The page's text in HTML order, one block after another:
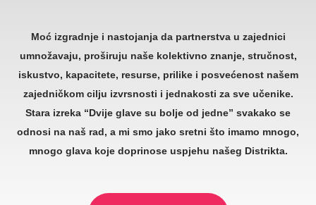
Moć izgradnje i nastojanja da partnerstva u zajednici
umnožavaju, proširuju naše kolektivno znanje, stručnost,
iskustvo, kapacitete, resurse, prilike i posvećenost našem
zajedničkom cilju izvrsnosti i jednakosti za sve učenike.
Stara izreka “Dvije glave su bolje od jedne” svakako se
odnosi na naš rad, a mi smo jako sretni što imamo mnogo,
mnogo glava koje doprinose uspjehu našeg Distrikta.